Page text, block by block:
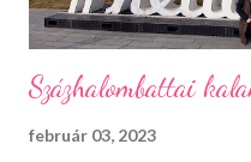
Százhalombattai
február 03, 2023